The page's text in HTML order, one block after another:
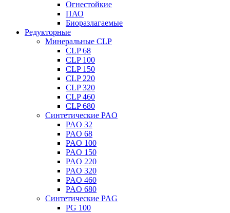
Огнестойкие
ПАО
Биоразлагаемые
Редукторные
Минеральные CLP
CLP 68
CLP 100
CLP 150
CLP 220
CLP 320
CLP 460
CLP 680
Синтетические PAO
PAO 32
PAO 68
PAO 100
PAO 150
PAO 220
PAO 320
PAO 460
PAO 680
Синтетические PAG
PG 100